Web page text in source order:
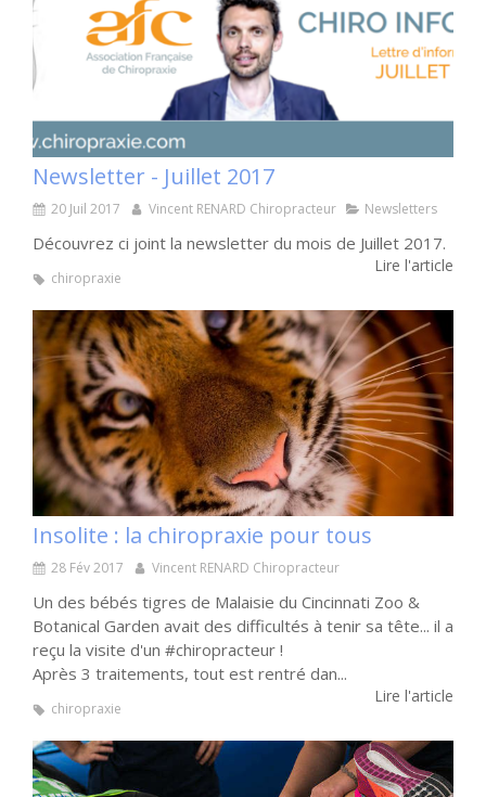
Newsletter - Juillet 2017
20 Juil 2017 Vincent RENARD Chiropracteur Newsletters
Découvrez ci joint la newsletter du mois de Juillet 2017.
Lire l'article
chiropraxie
Insolite : la chiropraxie pour tous
28 Fév 2017 Vincent RENARD Chiropracteur
Un des bébés tigres de Malaisie du Cincinnati Zoo &
Botanical Garden avait des difficultés à tenir sa tête... il a
reçu la visite d'un #chiropracteur !
Après 3 traitements, tout est rentré dan...
Lire l'article
chiropraxie